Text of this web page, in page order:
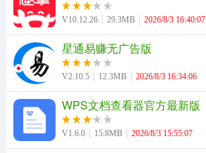
V10.12.26 29.3MB 2026/8/3 16:40:07
星通易赚无广告版
V2.10.5 12.3MB 2026/8/3 16:34:06
WPS文档查看器官方最新版
V1.6.0 15.8MB 2026/8/3 15:55:07